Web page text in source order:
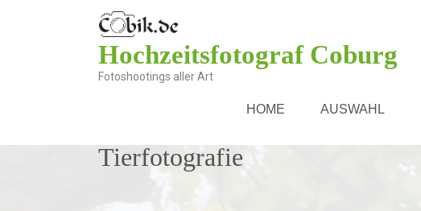
Hochzeitsfotograf Coburg
Fotoshootings aller Art
HOME AUSWAHL
Tierfotografie